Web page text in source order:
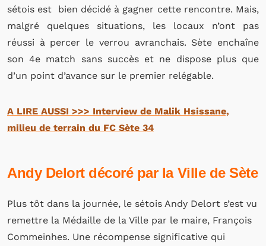
sétois est bien décidé à gagner cette rencontre. Mais,
malgré quelques situations, les locaux n’ont pas
réussi à percer le verrou avranchais. Sète enchaîne
son 4e match sans succès et ne dispose plus que
d’un point d’avance sur le premier relégable.
A LIRE AUSSI >>> Interview de Malik Hsissane,
milieu de terrain du FC Sète 34
Andy Delort décoré par la Ville de Sète
Plus tôt dans la journée, le sétois Andy Delort s’est vu
remettre la Médaille de la Ville par le maire, François
Commeinhes. Une récompense significative qui